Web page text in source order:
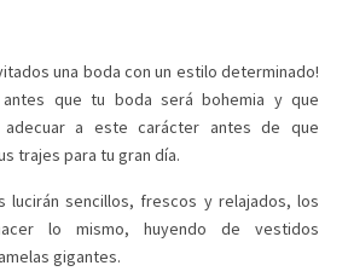
una boda con un estilo determinado!
que tu boda será bohemia y que
a este carácter antes de que
trajes para tu gran día.
lucirán sencillos, frescos y relajados, los
lo mismo, huyendo de vestidos
gigantes.